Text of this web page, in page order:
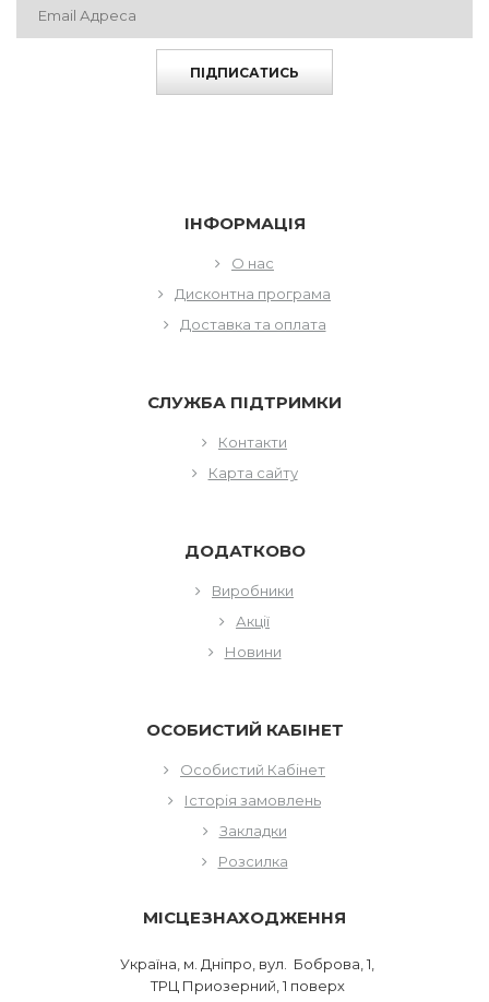
ПІДПИСАТИСЬ
ІНФОРМАЦІЯ
О нас
Дисконтна програма
Доставка та оплата
СЛУЖБА ПІДТРИМКИ
Контакти
Карта сайту
ДОДАТКОВО
Виробники
Акції
Новини
ОСОБИСТИЙ КАБІНЕТ
Особистий Кабінет
Історія замовлень
Закладки
Розсилка
МІСЦЕЗНАХОДЖЕННЯ
Україна, м. Дніпро, вул. Боброва, 1,
ТРЦ Приозерний, 1 поверх